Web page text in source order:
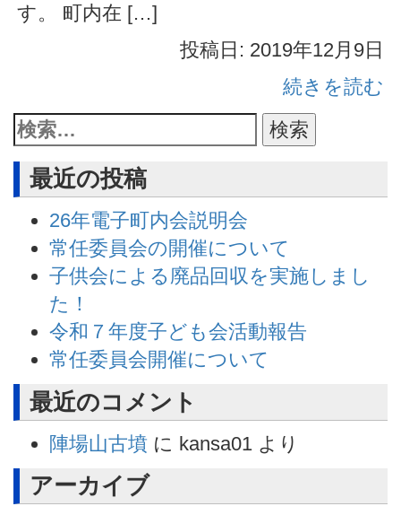
す。 町内在 […]
投稿日: 2019年12月9日
続きを読む
最近の投稿
26年電子町内会説明会
常任委員会の開催について
子供会による廃品回収を実施しまし
た！
令和７年度子ども会活動報告
常任委員会開催について
最近のコメント
陣場山古墳 に kansa01 より
アーカイブ